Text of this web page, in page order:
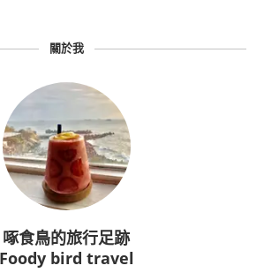
關於我
啄食鳥的旅行足跡
Foody bird travel